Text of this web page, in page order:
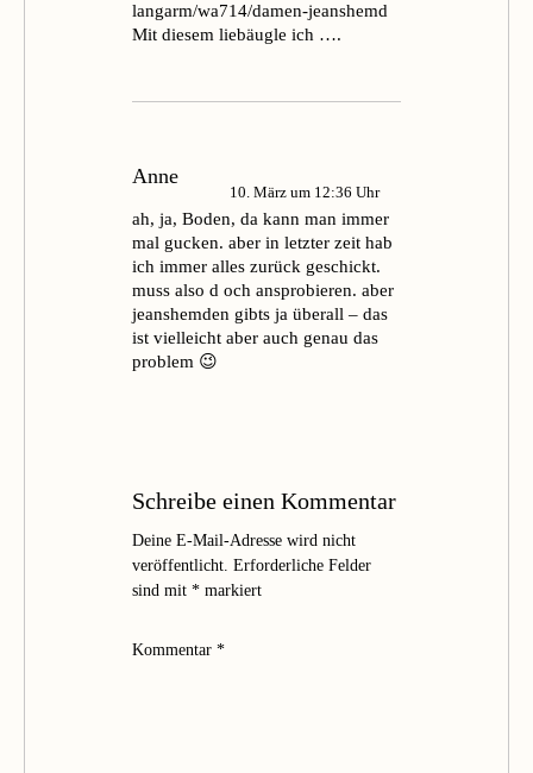
langarm/wa714/damen-jeanshemd
Mit diesem liebäugle ich ….
Anne
10. März um 12:36 Uhr
ah, ja, Boden, da kann man immer
mal gucken. aber in letzter zeit hab
ich immer alles zurück geschickt.
muss also d och ansprobieren. aber
jeanshemden gibts ja überall – das
ist vielleicht aber auch genau das
problem 😉
Schreibe einen Kommentar
Deine E-Mail-Adresse wird nicht
veröffentlicht. Erforderliche Felder
sind mit * markiert
Kommentar *